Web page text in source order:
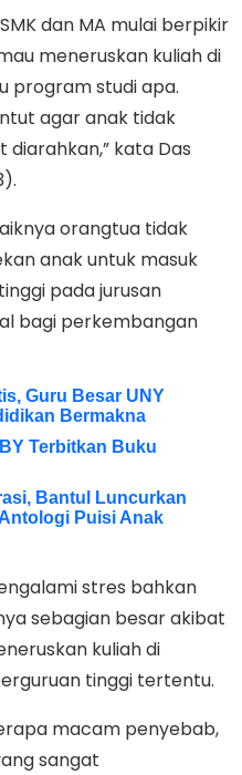
dan MA mulai berpikir
meneruskan kuliah di
program studi apa.
agar anak tidak
diarahkan,” kata Das
orangtua tidak
anak untuk masuk
pada jurusan
bagi perkembangan
Guru Besar UNY
Bermakna
Terbitkan Buku
Bantul Luncurkan
Puisi Anak
stres bahkan
sebagian besar akibat
kuliah di
tinggi tertentu.
macam penyebab,
sangat